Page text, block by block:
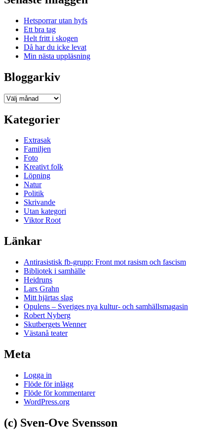
Hetsporrar utan hyfs
Ett bra tag
Helt fritt i skogen
Då har du icke levat
Min nästa uppläsning
Bloggarkiv
Bloggarkiv
Kategorier
Extrasak
Familjen
Foto
Kreativt folk
Löpning
Natur
Politik
Skrivande
Utan kategori
Viktor Root
Länkar
Antirasistisk fb-grupp: Front mot rasism och fascism
Bibliotek i samhälle
Heidruns
Lars Grahn
Mitt hjärtas slag
Opulens – Sveriges nya kultur- och samhällsmagasin
Robert Nyberg
Skutbergets Wenner
Västanå teater
Meta
Logga in
Flöde för inlägg
Flöde för kommentarer
WordPress.org
(c) Sven-Ove Svensson